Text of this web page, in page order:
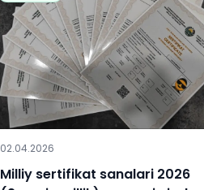
02.04.2026
Milliy sertifikat sanalari 2026